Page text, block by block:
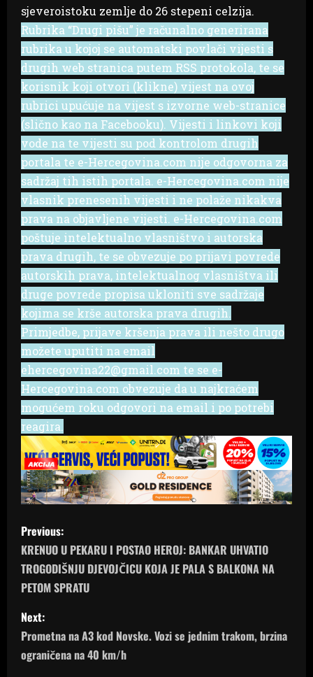
sjeveroistoku zemlje do 26 stepeni celzija.
Rubrika “Drugi pišu” je računalno generirana
rubrika u kojoj se automatski povlači vijesti s
drugih web stranica putem RSS protokola, te se
korisnik koji otvori (klikne) vijest na ovoj
rubrici upućuje na vijest s izvorne web-stranice
(slično kao na Facebooku). Vijesti i linkovi koji
vode na te vijesti su pod kontrolom drugih
portala te e-Hercegovina.com nije odgovorna za
sadržaj tih istih portala. e-Hercegovina.com nije
vlasnik prenesenih vijesti i ne polaže nikakva
prava na objavljene vijesti. e-Hercegovina.com
poštuje intelektualno vlasništvo i autorska
prava drugih, te se obvezuje po prijavi povrede
autorskih prava, intelektualnog vlasništva ili
druge povrede propisa ukloniti sve sadržaje
kojima se krše autorska prava drugih.
Primjedbe, prijave kršenja prava ili nešto drugo
možete uputiti na email
ehercegovina22@gmail.com te se e-
Hercegovina.com obvezuje da u najkraćem
mogućem roku odgovori na email i po potrebi
reagira.
P
o
s
t
n
Previous:
KRENUO U PEKARU I POSTAO HEROJ: BANKAR UHVATIO
TROGODIŠNJU DJEVOJČICU KOJA JE PALA S BALKONA NA
PETOM SPRATU
Next:
Prometna na A3 kod Novske. Vozi se jednim trakom, brzina
ograničena na 40 km/h